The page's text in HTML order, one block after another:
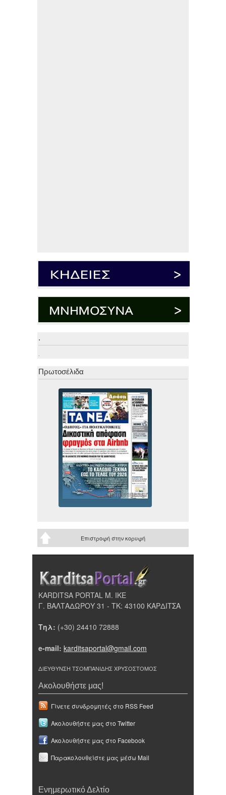
.
.
Πρωτοσέλιδα
Επιστροφή στην κορυφή
KARDITSA PORTAL Μ. ΙΚΕ
Γ. ΒΑΛΤΑΔΩΡΟΥ 31 - ΤΚ: 43100 ΚΑΡΔΙΤΣΑ
Τηλ: (+30) 24410 72888
e-mail: karditsaportal@gmail.com
ΔΙΕΥΘΥΝΣΗ ΤΣΟΜΠΑΝΙΔΗΣ ΧΡΥΣΟΣΤΟΜΟΣ
Ακολουθήστε μας!
Γίνετε συνδρομητές στο RSS Feed
Ακολουθήστε μας στο Twitter
Ακολουθήστε μας στο Facebook
Παρακολουθείστε μας μέσω Mail
Ενημερωτικό Δελτίο